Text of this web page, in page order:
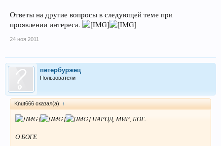
Ответы на другие вопросы в следующей теме при
проявлении интереса.
24 ноя 2011
петербуржец
Пользователи
Knut666 сказал(а): ↑
НАРОД, МИР, БОГ.
О БОГЕ